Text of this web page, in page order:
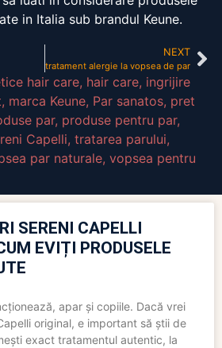
in Italia sub brandul Keune.
NEXT
tratament alergie la vopsea de par
hair care, hair care, ingrijire
, marca Keune, Par sanatos, pret
par, produse pentru par,
Capelli, tratarea parului,
par naturale, vopsea pentru
SERENI CAPELLI
EVIȚI PRODUSELE
apar și copiile. Dacă vrei
original, e important să știi de
exact tratamentul autentic, la